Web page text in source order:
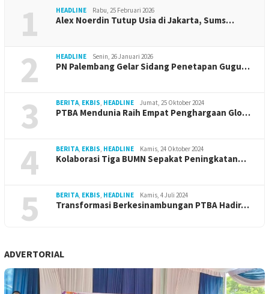
1 HEADLINE Rabu, 25 Februari 2026
Alex Noerdin Tutup Usia di Jakarta, Sums…
2 HEADLINE Senin, 26 Januari 2026
PN Palembang Gelar Sidang Penetapan Gugu…
3 BERITA, EKBIS, HEADLINE Jumat, 25 Oktober 2024
PTBA Mendunia Raih Empat Penghargaan Glo…
4 BERITA, EKBIS, HEADLINE Kamis, 24 Oktober 2024
Kolaborasi Tiga BUMN Sepakat Peningkatan…
5 BERITA, EKBIS, HEADLINE Kamis, 4 Juli 2024
Transformasi Berkesinambungan PTBA Hadir…
ADVERTORIAL